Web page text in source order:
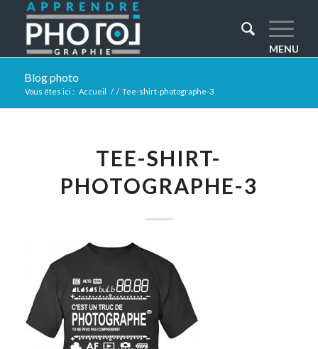
Blog photo
Vous êtes ici : Accueil / / Tee-shirt-photographe-3
TEE-SHIRT-
PHOTOGRAPHE-3